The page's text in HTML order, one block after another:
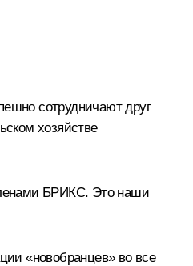
сотрудничают друг
хозяйстве
БРИКС. Это наши
«новобранцев» во все